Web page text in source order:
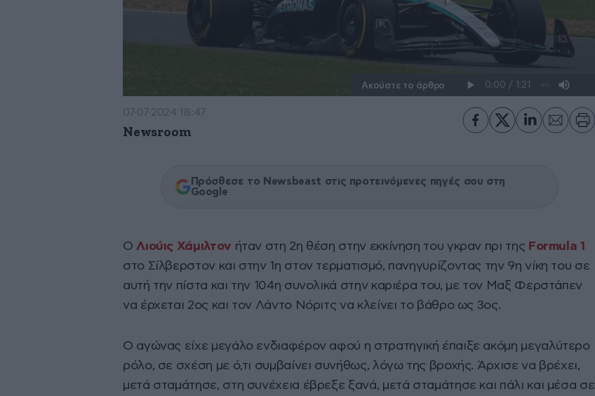
Ακούστε το άρθρο
07·07·2024 18:47
Newsroom
Πρόσθεσε το Newsbeast στις προτεινόμενες πηγές σου στη
Google
ΟΛιούις Χάμιλτον ήταν στη 2η θέση στην εκκίνηση του γκραν πρι της Formula 1
στο Σίλβερστον και στην 1η στον τερματισμό, πανηγυρίζοντας την 9η νίκη του σε
αυτή την πίστα και την 104η συνολικά στην καριέρα του, με τον Μαξ Φερστάπεν
να έρχεται 2ος και τον Λάντο Νόριτς να κλείνει το βάθρο ως 3ος.
Ο αγώνας είχε μεγάλο ενδιαφέρον αφού η στρατηγική έπαιξε ακόμη μεγαλύτερο
ρόλο, σε σχέση με ό,τι συμβαίνει συνήθως, λόγω της βροχής. Άρχισε να βρέχει,
μετά σταμάτησε, στη συνέχεια έβρεξε ξανά, μετά σταμάτησε και πάλι και μέσα σε